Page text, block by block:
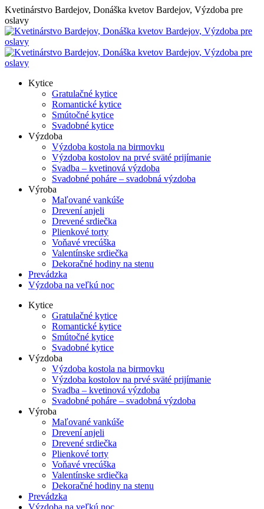
Skip
to
content
Kvetinárstvo Bardejov, Donáška kvetov Bardejov, Výzdoba pre
oslavy
Kytice
Gratulačné kytice
Romantické kytice
Smútočné kytice
Svadobné kytice
Výzdoba
Výzdoba kostola na birmovku
Výzdoba kostolov na prvé sväté prijímanie
Svadba – kvetinová výzdoba
Svadobné poháre – svadobná výzdoba
Výroba
Maľované vankúše
Drevení anjeli
Drevené srdiečka
Plienkové torty
Voňavé vrecúška
Valentínske srdiečka
Dekoračné hodiny na stenu
Prevádzka
Výzdoba na veľkú noc
Kytice
Gratulačné kytice
Romantické kytice
Smútočné kytice
Svadobné kytice
Výzdoba
Výzdoba kostola na birmovku
Výzdoba kostolov na prvé sväté prijímanie
Svadba – kvetinová výzdoba
Svadobné poháre – svadobná výzdoba
Výroba
Maľované vankúše
Drevení anjeli
Drevené srdiečka
Plienkové torty
Voňavé vrecúška
Valentínske srdiečka
Dekoračné hodiny na stenu
Prevádzka
Výzdoba na veľkú noc